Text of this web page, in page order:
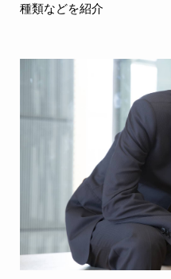
種類などを紹介